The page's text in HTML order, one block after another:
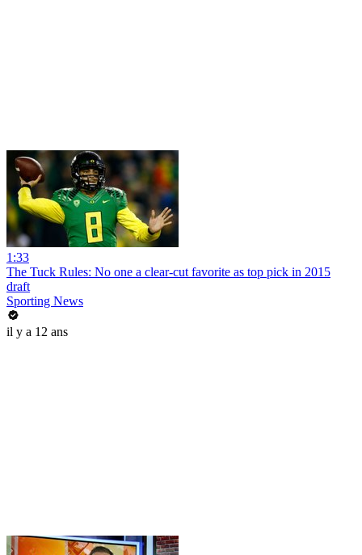
1:33
The Tuck Rules: No one a clear-cut favorite as top pick in 2015
draft
Sporting News
il y a 12 ans